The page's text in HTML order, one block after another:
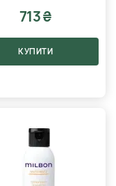
713 ₴
КУПИТИ